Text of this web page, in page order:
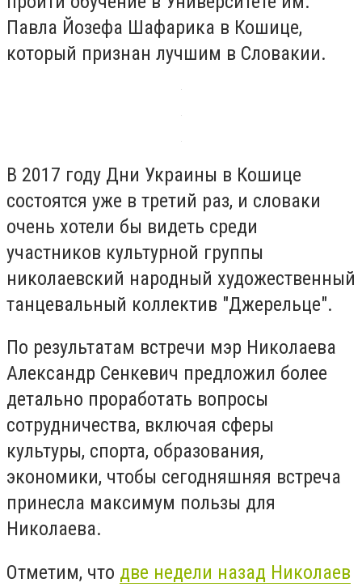
Павла Йозефа Шафарика в Кошице,
который признан лучшим в Словакии.
В 2017 году Дни Украины в Кошице
состоятся уже в третий раз, и словаки
очень хотели бы видеть среди
участников культурной группы
николаевский народный художественный
танцевальный коллектив "Джерельце".
По результатам встречи мэр Николаева
Александр Сенкевич предложил более
детально проработать вопросы
сотрудничества, включая сферы
культуры, спорта, образования,
экономики, чтобы сегодняшняя встреча
принесла максимум пользы для
Николаева.
Отметим, что две недели назад Николаев